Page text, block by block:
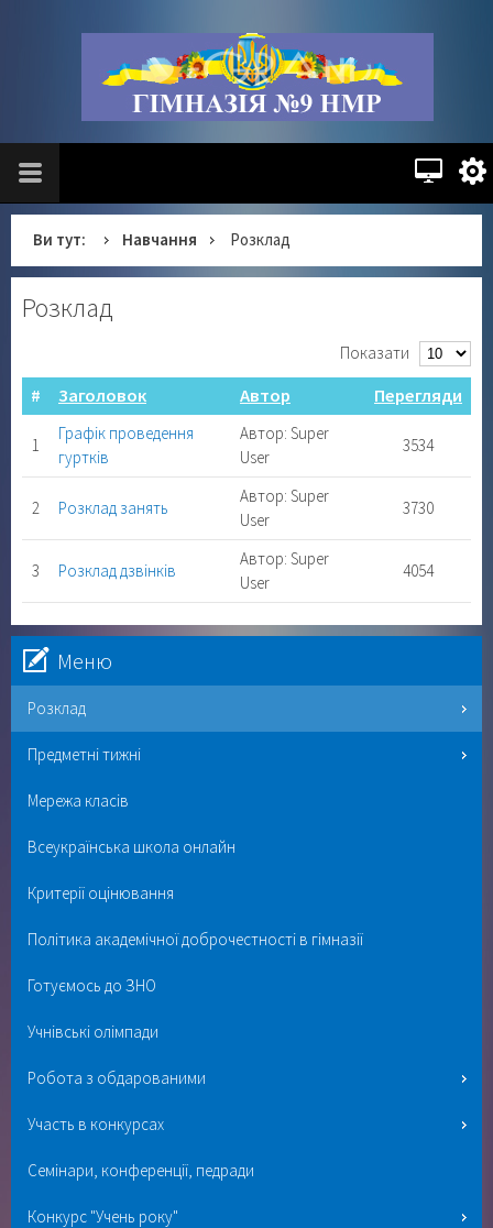
Ви тут: Навчання Розклад
Розклад
Показати
# Заголовок Автор Перегляди
1
Графік проведення
гуртків
Автор: Super
User
3534
2 Розклад занять
Автор: Super
User
3730
3 Розклад дзвінків
Автор: Super
User
4054
Меню
Розклад
Предметні тижні
Мережа класів
Всеукраїнська школа онлайн
Критерії оцінювання
Політика академічної доброчестності в гімназії
Готуємось до ЗНО
Учнівські олімпади
Робота з обдарованими
Участь в конкурсах
Семінари, конференції, педради
Конкурс "Учень року"